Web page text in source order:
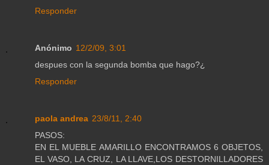
Responder
Anónimo 12/2/09, 3:01
despues con la segunda bomba que hago?¿
Responder
paola andrea 23/8/11, 2:40
PASOS:
EN EL MUEBLE AMARILLO ENCONTRAMOS 6 OBJETOS,
EL VASO, LA CRUZ, LA LLAVE,LOS DESTORNILLADORES